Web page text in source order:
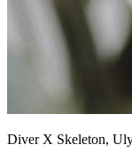
Diver X Skeleton,